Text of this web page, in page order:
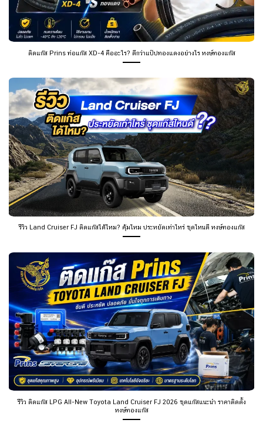
ติดแก๊ส Prins ท่อแก๊ส XD-4 คืออะไร? ดีกว่าแป๊ปทองแดงอย่างไร หงษ์ทองแก๊ส
รีวิว Land Cruiser FJ ติดแก๊สได้ไหม? คุ้มไหม ประหยัดเท่าไหร่ ชุดไหนดี หงษ์ทองแก๊ส
รีวิว ติดแก๊ส LPG All-New Toyota Land Cruiser FJ 2026 ชุดแก๊สแนะนำ ราคาติดตั้ง
หงษ์ทองแก๊ส